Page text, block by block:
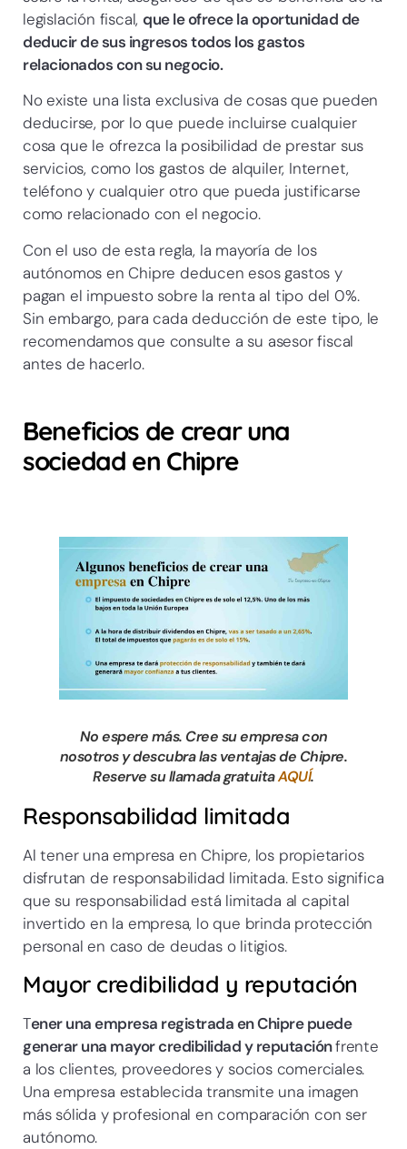
legislación fiscal, que le ofrece la oportunidad de
deducir de sus ingresos todos los gastos
relacionados con su negocio.
No existe una lista exclusiva de cosas que pueden
deducirse, por lo que puede incluirse cualquier
cosa que le ofrezca la posibilidad de prestar sus
servicios, como los gastos de alquiler, Internet,
teléfono y cualquier otro que pueda justificarse
como relacionado con el negocio.
Con el uso de esta regla, la mayoría de los
autónomos en Chipre deducen esos gastos y
pagan el impuesto sobre la renta al tipo del 0%.
Sin embargo, para cada deducción de este tipo, le
recomendamos que consulte a su asesor fiscal
antes de hacerlo.
Beneficios de crear una
sociedad en Chipre
No espere más. Cree su empresa con
nosotros y descubra las ventajas de Chipre.
Reserve su llamada gratuitaAQUÍ.
Responsabilidad limitada
Al tener una empresa en Chipre, los propietarios
disfrutan de responsabilidad limitada. Esto significa
que su responsabilidad está limitada al capital
invertido en la empresa, lo que brinda protección
personal en caso de deudas o litigios.
Mayor credibilidad y reputación
Tener una empresa registrada en Chipre puede
generar una mayor credibilidad y reputaciónfrente
a los clientes, proveedores y socios comerciales.
Una empresa establecida transmite una imagen
más sólida y profesional en comparación con ser
autónomo.